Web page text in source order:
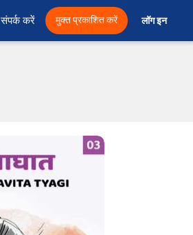
संपर्क करें मुक्त प्रकाशित करें लॉग इन